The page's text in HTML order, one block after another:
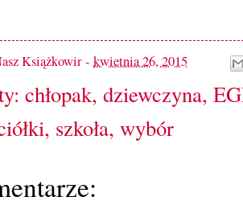
Książkowir- kwietnia 26, 2015
chłopak, dziewczyna,
, szkoła, wybór